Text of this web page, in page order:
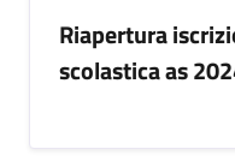
Riapertura
scolastica as